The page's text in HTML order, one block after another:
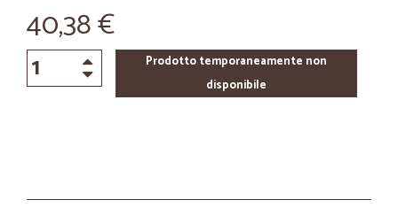
40,38 €
Prodotto temporaneamente non
disponibile